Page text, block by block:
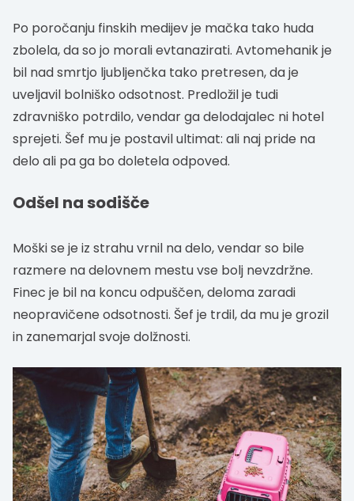
Po poročanju finskih medijev je mačka tako huda
zbolela, da so jo morali evtanazirati. Avtomehanik je
bil nad smrtjo ljubljenčka tako pretresen, da je
uveljavil bolniško odsotnost. Predložil je tudi
zdravniško potrdilo, vendar ga delodajalec ni hotel
sprejeti. Šef mu je postavil ultimat: ali naj pride na
delo ali pa ga bo doletela odpoved.
Odšel na sodišče
Moški se je iz strahu vrnil na delo, vendar so bile
razmere na delovnem mestu vse bolj nevzdržne.
Finec je bil na koncu odpuščen, deloma zaradi
neopravičene odsotnosti. Šef je trdil, da mu je grozil
in zanemarjal svoje dolžnosti.